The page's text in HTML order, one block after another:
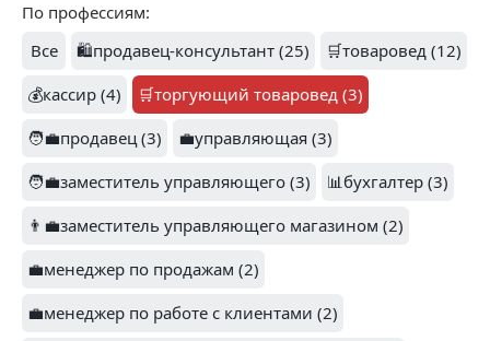
По профессиям:
Все
🛍️продавец-консультант (25)
🛒товаровед (12)
💰кассир (4)
🛒торгующий товаровед (3)
🧑‍💼продавец (3)
💼управляющая (3)
🧑‍💼заместитель управляющего (3)
📊бухгалтер (3)
👨‍💼заместитель управляющего магазином (2)
💼менеджер по продажам (2)
💼менеджер по работе с клиентами (2)